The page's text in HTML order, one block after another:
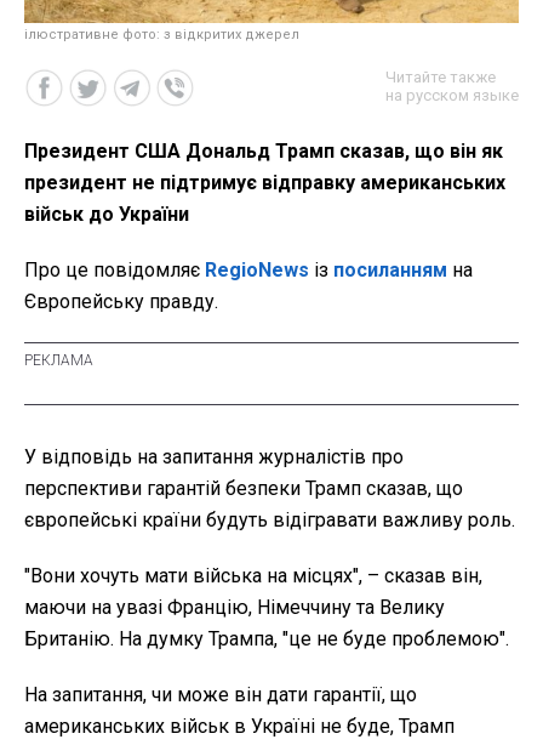
ілюстративне фото: з відкритих джерел
Читайте также
на русском языке
Президент США Дональд Трамп сказав, що він як
президент не підтримує відправку американських
військ до України
Про це повідомляє RegioNews із посиланням на
Європейську правду.
У відповідь на запитання журналістів про
перспективи гарантій безпеки Трамп сказав, що
європейські країни будуть відігравати важливу роль.
"Вони хочуть мати війська на місцях", – сказав він,
маючи на увазі Францію, Німеччину та Велику
Британію. На думку Трампа, "це не буде проблемою".
На запитання, чи може він дати гарантії, що
американських військ в Україні не буде, Трамп